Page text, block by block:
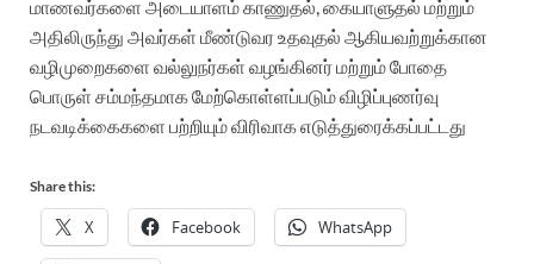
மாணவர்களை அடையாளம் காணுதல், கையாளுதல் மற்றும்
அதிலிருந்து அவர்கள் மீண்டுவர உதவுதல் ஆகியவற்றுக்கான
வழிமுறைகளை வல்லுநர்கள் வழங்கினர் மற்றும் போதை
பொருள் சம்மந்தமாக மேற்கொள்ளப்படும் விழிப்புணர்வு
நடவடிக்கைகளை பற்றியும் விரிவாக எடுத்துரைக்கப்பட்டது
Share this:
X Facebook WhatsApp